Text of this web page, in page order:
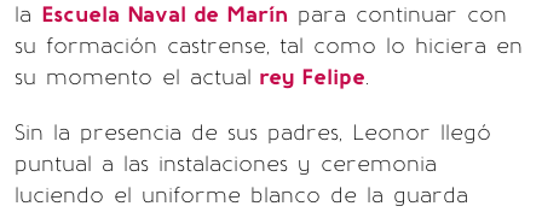
la Escuela Naval de Marín para continuar con
su formación castrense, tal como lo hiciera en
su momento el actual rey Felipe.
Sin la presencia de sus padres, Leonor llegó
puntual a las instalaciones y ceremonia
luciendo el uniforme blanco de la guarda